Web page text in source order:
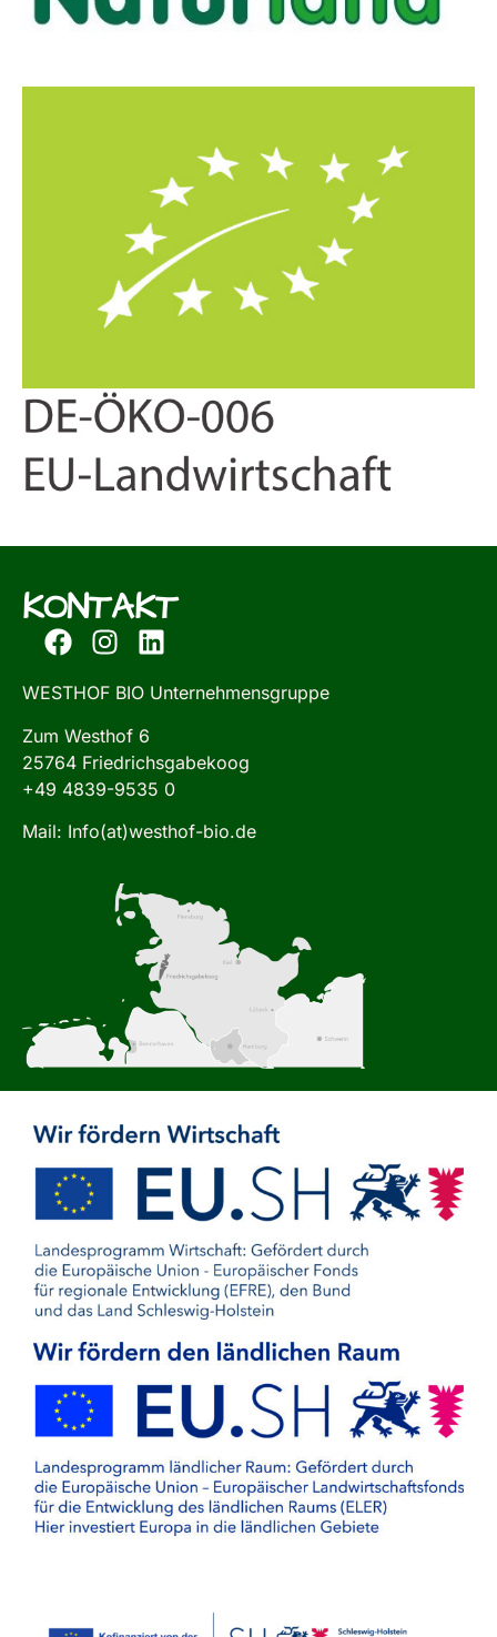
KONTAKT
WESTHOF BIO Unternehmensgruppe
Zum Westhof 6
25764 Friedrichsgabekoog
+49 4839-9535 0
Mail: Info(at)westhof-bio.de